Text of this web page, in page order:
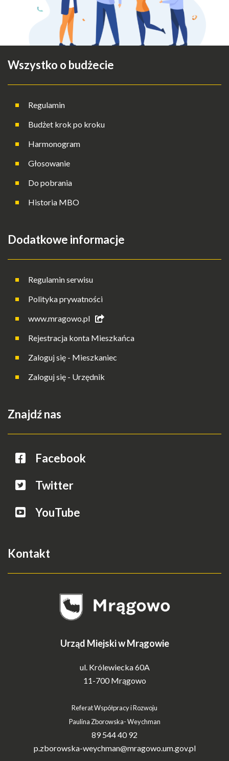
Wszystko o budżecie
Regulamin
Budżet krok po kroku
Harmonogram
Głosowanie
Do pobrania
Historia MBO
Dodatkowe informacje
Regulamin serwisu
Polityka prywatności
www.mragowo.pl
Rejestracja konta Mieszkańca
Zaloguj się - Mieszkaniec
Zaloguj się - Urzędnik
Znajdź nas
Facebook
Twitter
YouTube
Kontakt
Urząd Miejski w Mrągowie
ul. Królewiecka 60A
11-700 Mrągowo
Referat Współpracy i Rozwoju
Paulina Zborowska- Weychman
89 544 40 92
p.zborowska-weychman@mragowo.um.gov.pl